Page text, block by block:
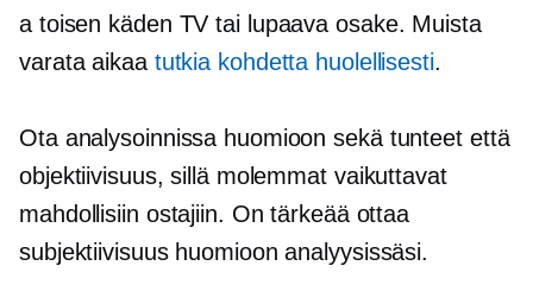
a toisen käden TV tai lupaava osake. Muista
varata aikaa tutkia kohdetta huolellisesti.
Ota analysoinnissa huomioon sekä tunteet että
objektiivisuus, sillä molemmat vaikuttavat
mahdollisiin ostajiin. On tärkeää ottaa
subjektiivisuus huomioon analyysissäsi.